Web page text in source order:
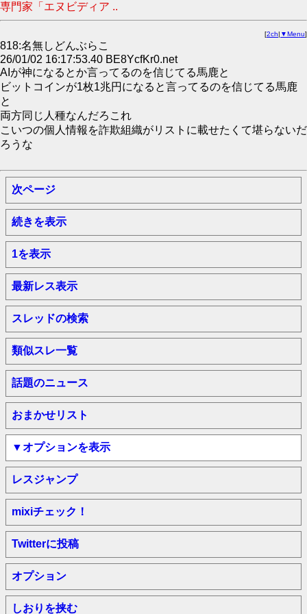
専門家「エヌビディア ..
[2ch| ▼Menu]
818:名無しどんぶらこ
26/01/02 16:17:53.40 BE8YcfKr0.net
AIが神になるとか言ってるのを信じてる馬鹿と
ビットコインが1枚1兆円になると言ってるのを信じてる馬鹿
と
両方同じ人種なんだろこれ
こいつの個人情報を詐欺組織がリストに載せたくて堪らないだ
ろうな
次ページ
続きを表示
1を表示
最新レス表示
スレッドの検索
類似スレ一覧
話題のニュース
おまかせリスト
▼オプションを表示
レスジャンプ
mixiチェック！
Twitterに投稿
オプション
しおりを挟む